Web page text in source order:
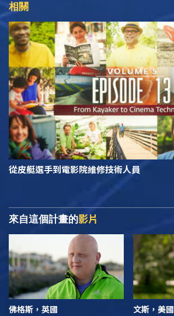
相關
從皮艇選手到電影院維修技術人員
來自這個計畫的影片
佛格斯，英國 文斯，美國